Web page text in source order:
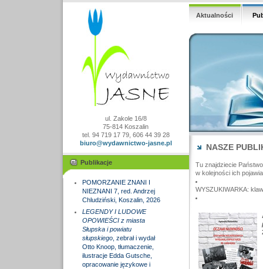
ul. Zakole 16/8
75-814 Koszalin
tel. 94 719 17 79, 606 44 39 28
biuro@wydawnictwo-jasne.pl
Publikacje
POMORZANIE ZNANI I
NIEZNANI 7, red. Andrzej
Chludziński, Koszalin, 2026
LEGENDY I LUDOWE
OPOWIEŚCI z miasta
Słupska i powiatu
słupskiego, zebrał i wydał
Otto Knoop, tłumaczenie,
ilustracje Edda Gutsche,
opracowanie językowe i
Aktualności
NASZE
Tu znajdziecie
w kolejności ich
WYSZUKIWARKA: